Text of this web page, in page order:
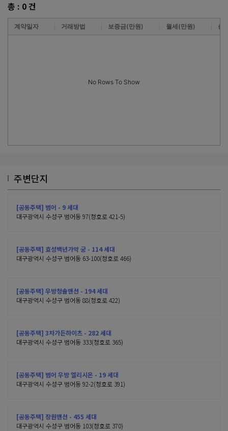
총 : 0건
계약일자 거래방법 보증금(만원) 월세(만원) 층
No Rows To Show
주변단지
[공동주택] 범어 - 9 세대
대구광역시 수성구 범어동 97(청호로 421-5)
[공동주택] 효성백년가약 궁 - 114 세대
대구광역시 수성구 범어동 63-100(청호로 466)
[공동주택] 우방청솔맨션 - 194 세대
대구광역시 수성구 범어동 88(청호로 422)
[공동주택] 3차가든하이츠 - 282 세대
대구광역시 수성구 범어동 333(청호로 365)
[공동주택] 범어 우방 엘리시온 - 19 세대
대구광역시 수성구 범어동 92-2(청호로 391)
[공동주택] 장원맨션 - 455 세대
대구광역시 수성구 범어동 103(청호로 370)